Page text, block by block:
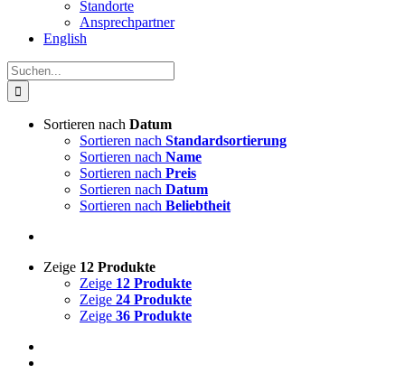
Standorte
Ansprechpartner
English
Suche
nach:
Sortieren nach Datum
Sortieren nach Standardsortierung
Sortieren nach Name
Sortieren nach Preis
Sortieren nach Datum
Sortieren nach Beliebtheit
Zeige 12 Produkte
Zeige 12 Produkte
Zeige 24 Produkte
Zeige 36 Produkte